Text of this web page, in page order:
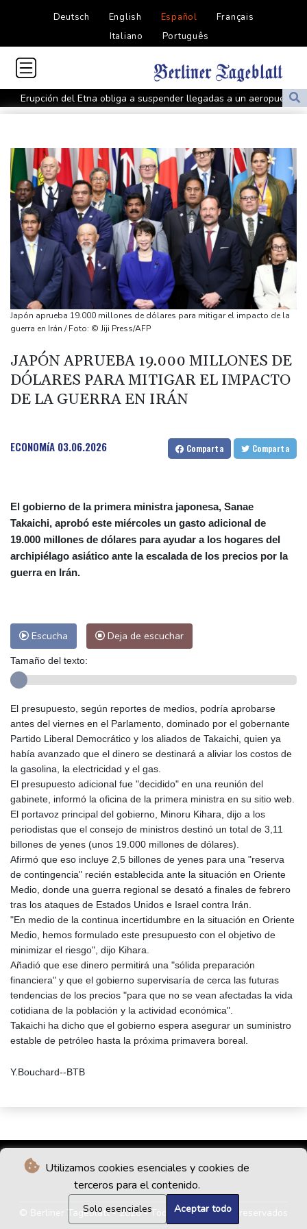
Utilizamos cookies esenciales y cookies de
terceros para el contenido.
Solo esenciales Aceptar todo
Deutsch English Español
Français
Italiano
Português
Erupción del Etna obliga a suspender llegadas a un aeropuerto
de Sicilia
dron en su territorio
Muere el padre de Lionel Messi a los 68 años, el hombre detrás
del ídolo mundial
Una niña herida muere y eleva a ocho los fallecidos por el
tiroteo en escuela tailandesa
París obliga a usuarios de patinetas eléctricas a llevar casco
ante aumento de lesiones
Muere el padre de Lionel Messi a los 68 años
Apple y OpenAI escalan su batalla legal por robo de secretos
comerciales
Ucrania se despide de un voluntario que dedicó su vida a
rescatar a los muertos
Canadá trata de adaptarse a un futuro de incendios forestales
Ucrania despide a un voluntario que dedicó su vida a rescatar a
Japón aprueba 19.000 millones de dólares para mitigar el impacto de la
guerra en Irán / Foto: © Jiji Press/AFP
JAPÓN APRUEBA 19.000 MILLONES DE
DÓLARES PARA MITIGAR EL IMPACTO
DE LA GUERRA EN IRÁN
ECONOMíA 03.06.2026 Comparta Comparta
El gobierno de la primera ministra japonesa, Sanae
Takaichi, aprobó este miércoles un gasto adicional de
19.000 millones de dólares para ayudar a los hogares del
archipiélago asiático ante la escalada de los precios por la
guerra en Irán.
Escucha Deja de escuchar
Tamaño del texto:
El presupuesto, según reportes de medios, podría aprobarse
antes del viernes en el Parlamento, dominado por el gobernante
Partido Liberal Democrático y los aliados de Takaichi, quien ya
había avanzado que el dinero se destinará a aliviar los costos de
la gasolina, la electricidad y el gas.
El presupuesto adicional fue "decidido" en una reunión del
gabinete, informó la oficina de la primera ministra en su sitio web.
El portavoz principal del gobierno, Minoru Kihara, dijo a los
periodistas que el consejo de ministros destinó un total de 3,11
billones de yenes (unos 19.000 millones de dólares).
Afirmó que eso incluye 2,5 billones de yenes para una "reserva
de contingencia" recién establecida ante la situación en Oriente
Medio, donde una guerra regional se desató a finales de febrero
tras los ataques de Estados Unidos e Israel contra Irán.
"En medio de la continua incertidumbre en la situación en Oriente
Medio, hemos formulado este presupuesto con el objetivo de
minimizar el riesgo", dijo Kihara.
Añadió que ese dinero permitirá una "sólida preparación
financiera" y que el gobierno supervisaría de cerca las futuras
tendencias de los precios "para que no se vean afectadas la vida
cotidiana de la población y la actividad económica".
Takaichi ha dicho que el gobierno espera asegurar un suministro
estable de petróleo hasta la próxima primavera boreal.
Y.Bouchard--BTB
© Berliner Tageblatt - 2026 - Todos los derechos reservados